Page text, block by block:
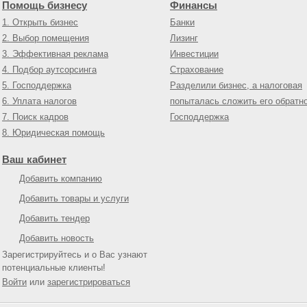
Помощь бизнесу
1. Открыть бизнес
2. Выбор помещения
3. Эффективная реклама
4. Подбор аутсорсинга
5. Господдержка
6. Уплата налогов
7. Поиск кадров
8. Юридическая помощь
Финансы
Банки
Лизинг
Инвестиции
Страхование
Разделили бизнес, а налоговая
попыталась сложить его
Господдержка
Ваш кабинет
Добавить компанию
Добавить товары и услуги
Добавить тендер
Добавить новость
Зарегистрируйтесь и о Вас узнают
потенциальные клиенты!
Войти или зарегистрироваться